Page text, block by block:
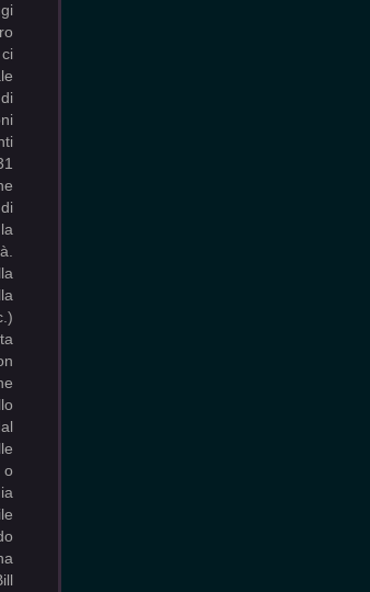
o